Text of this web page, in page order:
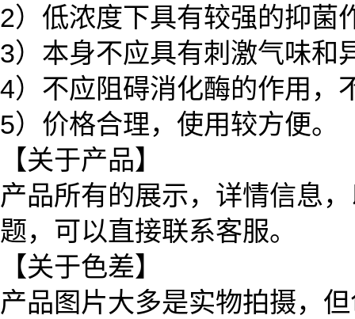
2）低浓度下具有较强的抑菌
3）本身不应具有刺激气味和
4）不应阻碍消化酶的作用
5）价格合理，使用较方便。
【关于产品】
产品所有的展示，详情信息
题，可以直接联系客服。
【关于色差】
产品图片大多是实物拍摄，